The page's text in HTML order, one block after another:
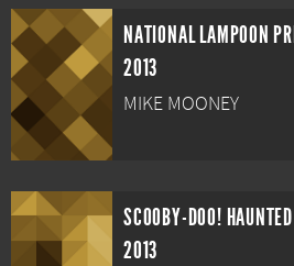
2013
MIKE MOONEY
SCOOBY-DOO!
2013